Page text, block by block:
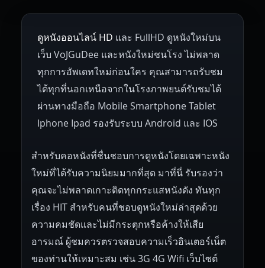
1945 1942 1941 1940 1939
1937 1930
Netherlands Russia Poland
Hungary Denmark Bulgaria
Czech Republic Brazil Turkey
ดูหนังออนไลน์ HD และ FullHD ดูหนังใหม่บน
เว็บ VoJGuDee และหนังใหม่ชนโรง ไม่พลาด
ทุกการอัพเดทใหม่ก่อนใคร คุณสามารถรับชม
ได้ทุกที่นอกเหนือจากในโรงภาพยนต์รับชมได้
ผ่านทางมือถือ Mobile Smartphone Tablet
Iphone Ipad รองรับระบบ Android และ IOS
สำหรับคอหนังที่ชื่นชอบการดูหนังโดยเฉพาะหนัง
ใหม่ที่ได้รับความนิยมมากที่สุด มาที่นี่ รับรองว่า
คุณจะไม่พลาดเกาะติดทุกกระแสหนังดัง ทันทุก
เรื่อง HIT สำหรับคนที่ชอบดูหนังใหม่ล่าสุดด้วย
ความคมชัดและไม่มีกระตุกหรือค้างให้เสีย
อารมณ์ ผู้ชมควรตรวจสอบความเร็วอินเตอร์เน็ต
ของท่านให้เหมาะสม เช่น 3G 4G Wifi เว็บไซต์